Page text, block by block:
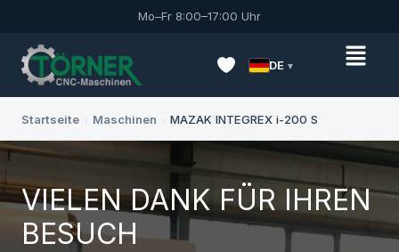
Mo–Fr 8:00–17:00 Uhr
DE
Startseite Maschinen MAZAK INTEGREX i-200 S
VIELEN DANK FÜR IHREN
BESUCH